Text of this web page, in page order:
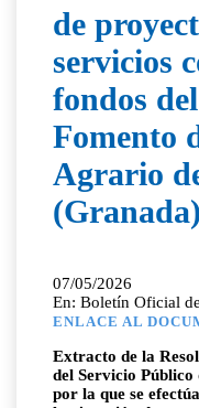
de
servicios
fondos
Fomento
Agrario
(Granada)
07/05/2026
En: Boletín Oficial
ENLACE AL
Extracto de la
del Servicio
por la que se